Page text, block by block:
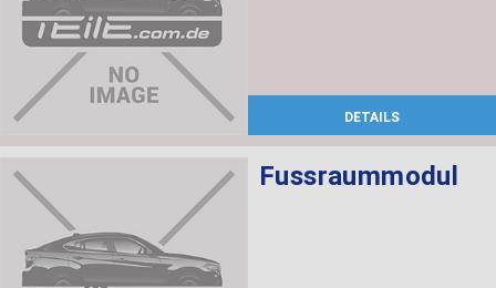
DETAILS
Fussraummodul